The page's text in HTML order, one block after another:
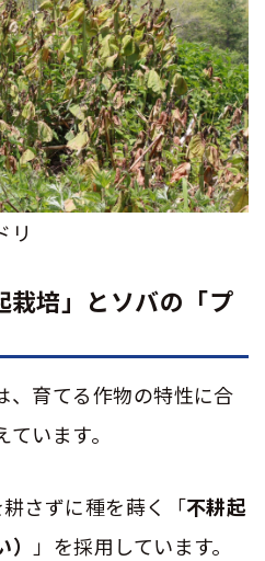
リ
栽培」とソバの「プ
、育てる作物の特性に合
います。
さずに種を蒔く「不耕起
」を採用しています。